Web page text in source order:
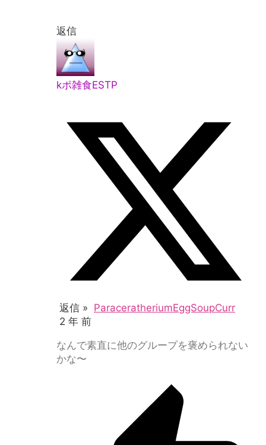
返信
kポ雑食ESTP
返信 » ParaceratheriumEggSoupCurr
2 年 前
なんで素直に他のグループを褒められない
かな〜